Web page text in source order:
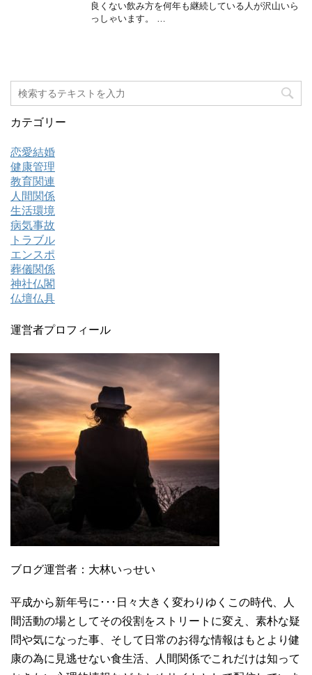
良くない飲み方を何年も継続している人が沢山いら
っしゃいます。 …
カテゴリー
恋愛結婚
健康管理
教育関連
人間関係
生活環境
病気事故
トラブル
エンスポ
葬儀関係
神社仏閣
仏壇仏具
運営者プロフィール
ブログ運営者：大林いっせい
平成から新年号に･･･日々大きく変わりゆくこの時代、人
間活動の場としてその役割をストリートに変え、素朴な疑
問や気になった事、そして日常のお得な情報はもとより健
康の為に見逃せない食生活、人間関係でこれだけは知って